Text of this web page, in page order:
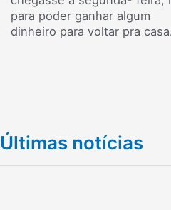
para poder ganhar algum
dinheiro para voltar pra casa.
Últimas notícias